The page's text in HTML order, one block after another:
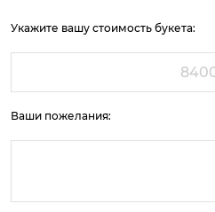
Укажите вашу стоимость букета:
Ваши пожелания: